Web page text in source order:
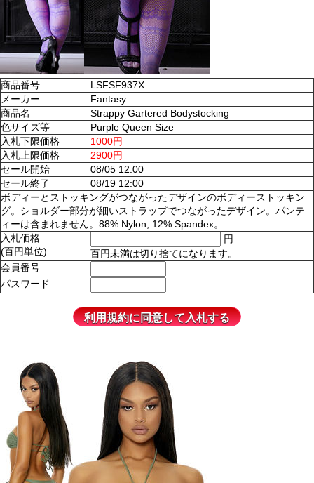
商品番号
LSFSF937X
メーカー
Fantasy
商品名
Strappy Gartered Bodystocking
色サイズ等
Purple Queen Size
入札下限価格
1000円
入札上限価格
2900円
セール開始
08/05 12:00
セール終了
08/19 12:00
ボディーとストッキングがつながったデザインのボディーストッキン
グ。ショルダー部分が細いストラップでつながったデザイン。パンテ
ィーは含まれません。88% Nylon, 12% Spandex。
入札価格
(百円単位)
円
百円未満は切り捨てになります。
会員番号
パスワード